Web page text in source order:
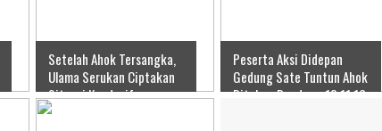
Setelah Ahok Tersangka,
Ulama Serukan Ciptakan
Situasi Kondusif
Peserta Aksi Didepan
Gedung Sate Tuntun Ahok
Ditahan Bandung 18 11 16